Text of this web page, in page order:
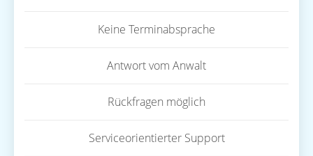
Keine Terminabsprache
Antwort vom Anwalt
Rückfragen möglich
Serviceorientierter Support